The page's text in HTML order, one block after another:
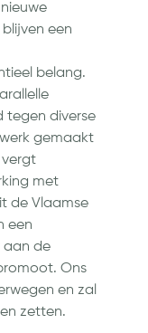
een
belang.
tegen diverse
gemaakt
vergt
met
de Vlaamse
een
aan de
Ons
en zal
zetten.